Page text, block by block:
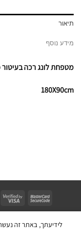
תיאור
מידע נוסף
מטפחת לונג רכה בעיטור
180X90cm